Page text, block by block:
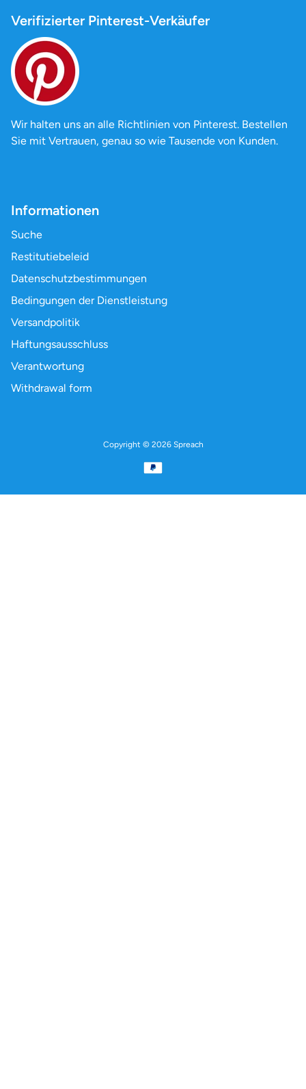
Verifizierter Pinterest-Verkäufer
Wir halten uns an alle Richtlinien von Pinterest. Bestellen
Sie mit Vertrauen, genau so wie Tausende von Kunden.
Informationen
Suche
Restitutiebeleid
Datenschutzbestimmungen
Bedingungen der Dienstleistung
Versandpolitik
Haftungsausschluss
Verantwortung
Withdrawal form
Copyright © 2026 Spreach
Betalningsmetoder